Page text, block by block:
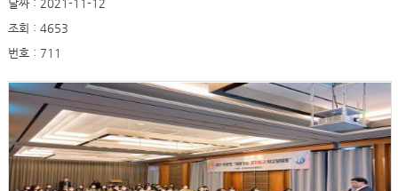
날짜 : 2021-11-12
조회 : 4653
번호 : 711